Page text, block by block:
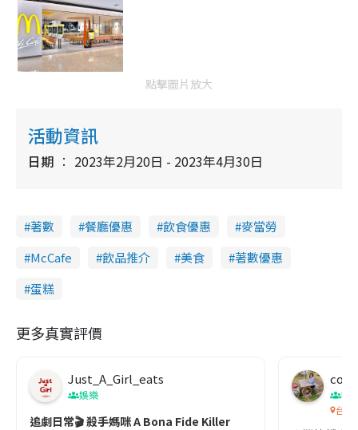
點擊圖片放大
活動資訊
日期 2023年2月20日 - 2023年4月30日
著數 餐廳優惠 飲食優惠
麥當勞
McCafe
飲品推介 美食
著數優惠
蛋糕
更多真實評價
Just_A_Girl_eats
娛樂
追劇日常🎬 殺手媽咪 A Bona Fide Killer
co
吹
台灣